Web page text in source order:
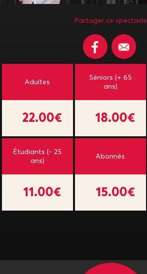
Partager ce spectacle
Adultes
22.00€
Séniors (+ 65
ans)
18.00€
Étudiants (- 25
ans)
11.00€
Abonnés
15.00€